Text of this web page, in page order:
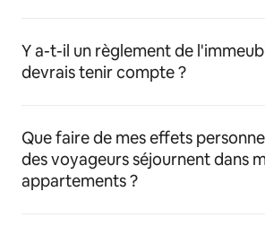
Y a-t-il un règlement de
devrais tenir compte ?
Que faire de mes effets
des voyageurs séjournent dans
appartements ?